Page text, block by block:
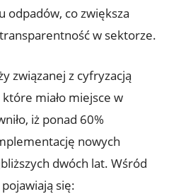
odpadów, co zwiększa
w sektorze.
związanej z cyfryzacją
miało miejsce w
iż ponad 60%
nowych
dwóch lat. Wśród
się: